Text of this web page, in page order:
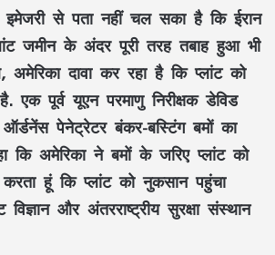
इमेजरी से पता नहीं चल सका है कि ईरान
जमीन के अंदर पूरी तरह तबाह हुआ भी
दावा कर रहा है कि प्लांट को
एक पूर्व यूएन परमाणु निरीक्षक डेविड
पेनेट्रेटर बंकर-बस्टिंग बमों का
अमेरिका ने बमों के जरिए प्लांट को
हूं कि प्लांट को नुकसान पहुंचा
विज्ञान और अंतरराष्ट्रीय सुरक्षा संस्थान